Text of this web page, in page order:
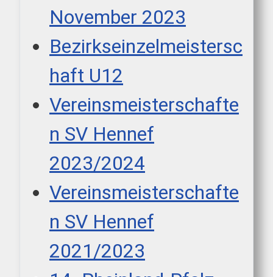
November 2023
Bezirkseinzelmeistersc
haft U12
Vereinsmeisterschafte
n SV Hennef
2023/2024
Vereinsmeisterschafte
n SV Hennef
2021/2023